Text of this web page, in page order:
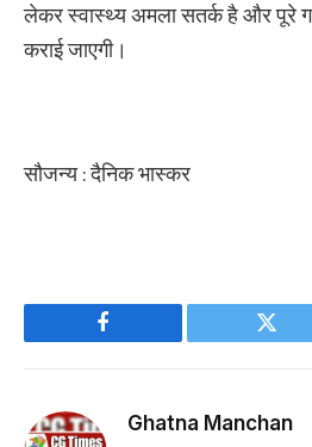
लेकर स्वास्थ्य अमला सतर्क है और पूरे
कराई जाएगी।
सौजन्य : दैनिक भास्कर
Facebook
Ghatna Manchan